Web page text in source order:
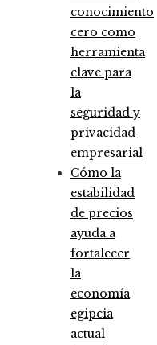
conocimiento
cero como
herramienta
clave para
la
seguridad y
privacidad
empresarial
Cómo la
estabilidad
de precios
ayuda a
fortalecer
la
economía
egipcia
actual